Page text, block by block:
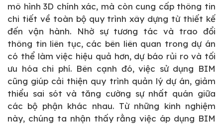
mô hình 3D chính xác, mà còn cung cấp thông tin
chi tiết về toàn bộ quy trình xây dựng từ thiết kế
đến vận hành. Nhờ sự tương tác và trao đổi
thông tin liên tục, các bên liên quan trong dự án
có thể làm việc hiệu quả hơn, dự báo rủi ro và tối
ưu hóa chi phí. Bên cạnh đó, việc sử dụng BIM
cũng giúp cải thiện quy trình quản lý dự án, giảm
thiểu sai sót và tăng cường sự nhất quán giữa
các bộ phận khác nhau. Từ những kinh nghiệm
này, chúng ta nhận thấy rằng việc áp dụng BIM